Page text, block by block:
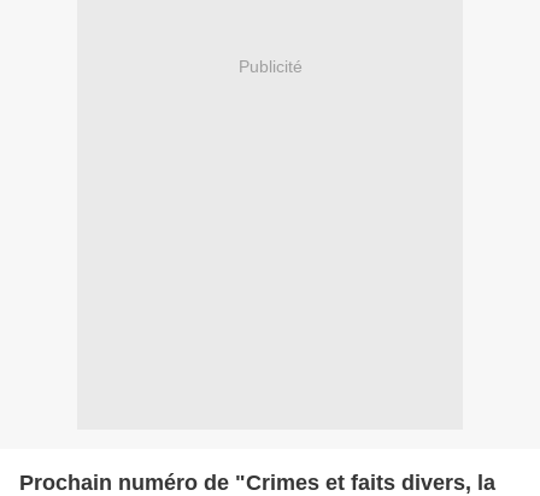
Publicité
Prochain numéro de "Crimes et faits divers, la